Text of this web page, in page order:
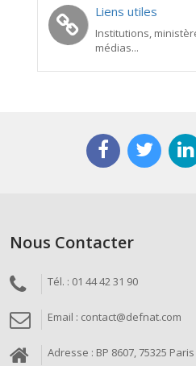
Liens utiles
Institutions,
médias...
Nous Contacter
Tél. : 01 44 42 31 90
Email : contact@defnat.com
Adresse : BP 8607, 75325